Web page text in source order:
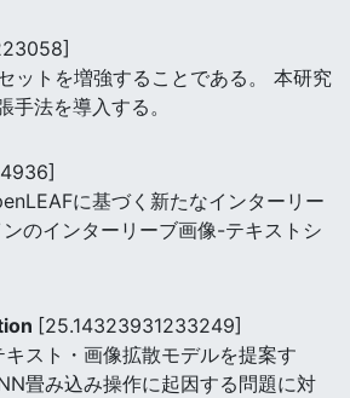
ットを増強することである。 本研究
法を導入する。
に基づく新たなインターリー
のインターリーブ画像-テキストシ
[25.14323931233249]
スト・画像拡散モデルを提案す
畳み込み操作に起因する問題に対